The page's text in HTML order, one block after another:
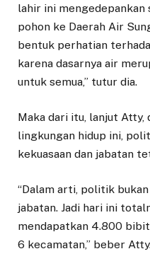
lahir ini mengedepankan
pohon ke Daerah Air
bentuk perhatian
karena dasarnya air
untuk semua,” tutur dia.
Maka dari itu, lanjut Atty,
lingkungan hidup ini,
kekuasaan dan jabatan
“Dalam arti, politik bukan
jabatan. Jadi hari ini
mendapatkan 4.800
6 kecamatan,” beber